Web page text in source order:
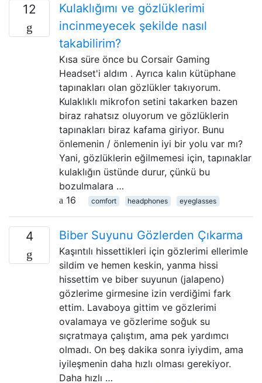
12
Kulaklığımı ve gözlüklerimi
incinmeyecek şekilde nasıl
takabilirim?
Kısa süre önce bu Corsair Gaming
Headset'i aldım . Ayrıca kalın kütüphane
tapınakları olan gözlükler takıyorum.
Kulaklıklı mikrofon setini takarken bazen
biraz rahatsız oluyorum ve gözlüklerin
tapınakları biraz kafama giriyor. Bunu
önlemenin / önlemenin iyi bir yolu var mı?
Yani, gözlüklerin eğilmemesi için, tapınaklar
kulaklığın üstünde durur, çünkü bu
bozulmalara …
16
comfort headphones eyeglasses
4 Biber Suyunu Gözlerden Çıkarma
Kaşıntılı hissettikleri için gözlerimi ellerimle
sildim ve hemen keskin, yanma hissi
hissettim ve biber suyunun (jalapeno)
gözlerime girmesine izin verdiğimi fark
ettim. Lavaboya gittim ve gözlerimi
ovalamaya ve gözlerime soğuk su
sıçratmaya çalıştım, ama pek yardımcı
olmadı. On beş dakika sonra iyiydim, ama
iyileşmenin daha hızlı olması gerekiyor.
Daha hızlı …